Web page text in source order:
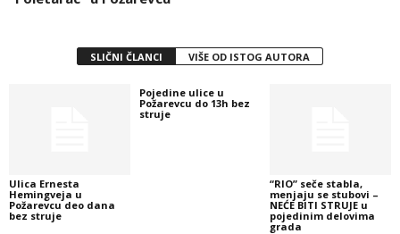
SLIČNI ČLANCI VIŠE OD ISTOG AUTORA
Ulica Ernesta
Hemingveja u
Požarevcu deo dana
bez struje
Pojedine ulice u
Požarevcu do 13h bez
struje
“RIO” seče stabla,
menjaju se stubovi –
NEĆE BITI STRUJE u
pojedinim delovima
grada